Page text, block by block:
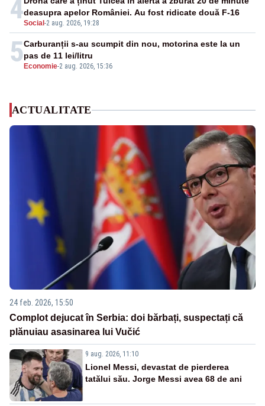
4Social -2 aug. 2026, 19:28
deasupra apelor României. Au fost ridicate două F-16
5 Economie-2 aug. 2026, 15:36
Carburanții s-au scumpit din nou, motorina este la un
pas de 11 lei/litru
ACTUALITATE
24 feb. 2026, 15:50
Complot dejucat în Serbia: doi bărbați, suspectați că
plănuiau asasinarea lui Vučić
9 aug. 2026, 11:10
Lionel Messi, devastat de pierderea
tatălui său. Jorge Messi avea 68 de ani